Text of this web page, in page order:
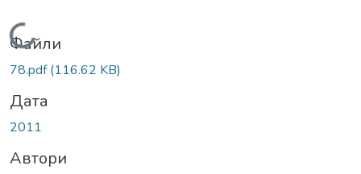
Вантажиться...
Файли
78.pdf(116.62 KB)
Дата
2011
Автори